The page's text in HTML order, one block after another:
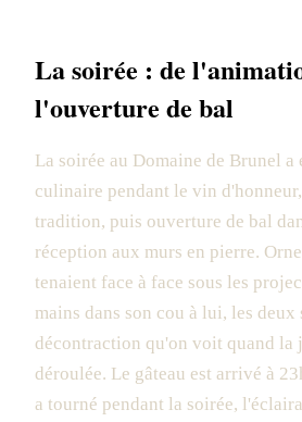
La soirée : de
l'ouverture de bal
La soirée au Domaine de Brunel a
culinaire pendant le vin
tradition, puis ouverture de bal
réception aux murs en pierre.
tenaient face à face sous les
mains dans son cou à lui, les
décontraction qu'on voit quand la
déroulée. Le gâteau est arrivé à
a tourné pendant la soirée,